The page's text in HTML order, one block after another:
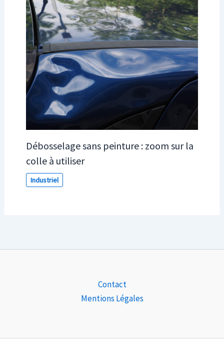
Débosselage sans peinture : zoom sur la
colle à utiliser
Industriel
Contact
Mentions Légales